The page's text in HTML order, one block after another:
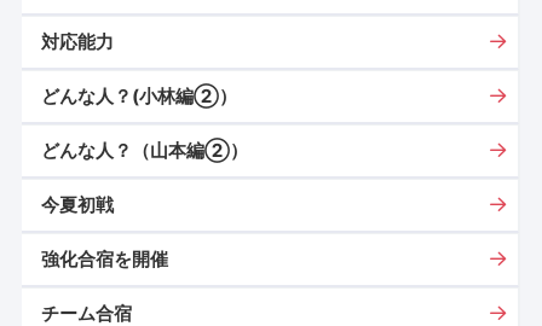
対応能力
どんな人？(小林編②）
どんな人？（山本編②）
今夏初戦
強化合宿を開催
チーム合宿